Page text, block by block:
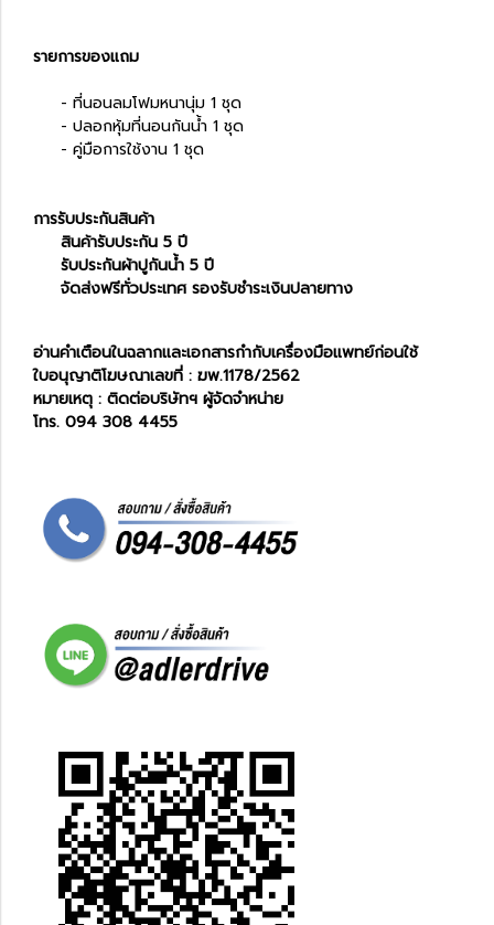
รายการของแถม
- ที่นอนลมโฟมหนานุ่ม 1 ชุด
- ปลอกหุ้มที่นอนกันน้ำ 1 ชุด
- คู่มือการใช้งาน 1 ชุด
การรับประกันสินค้า
สินค้ารับประกัน 5 ปี
รับประกันผ้าปูกันน้ำ 5 ปี
จัดส่งฟรีทั่วประเทศ รองรับชำระเงินปลายทาง
อ่านคำเตือนในฉลากและเอกสารกำกับเครื่องมือแพทย์ก่อนใช้
ใบอนุญาติโฆษณาเลขที่ : ฆพ.1178/2562
หมายเหตุ : ติดต่อบริษัทฯ ผู้จัดจำหน่าย
โทร. 094 308 4455